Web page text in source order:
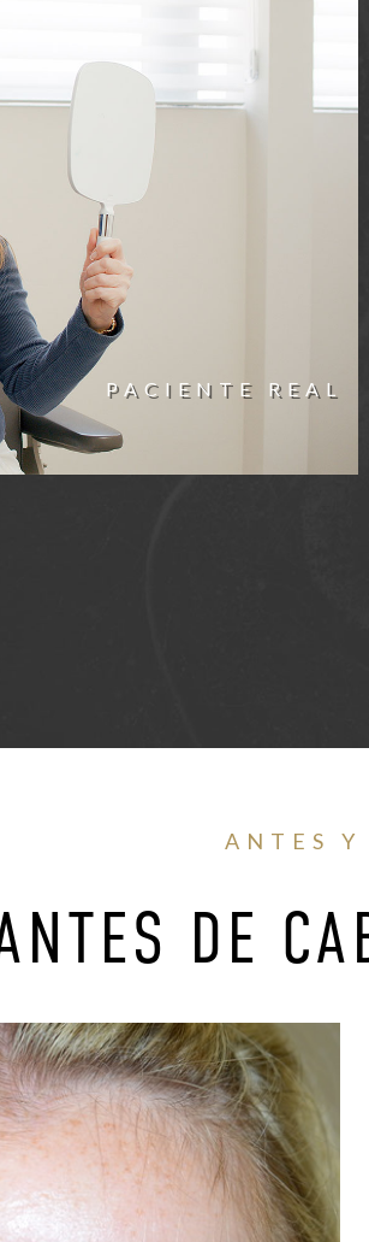
PACIENTE REAL
ANTES Y
DE